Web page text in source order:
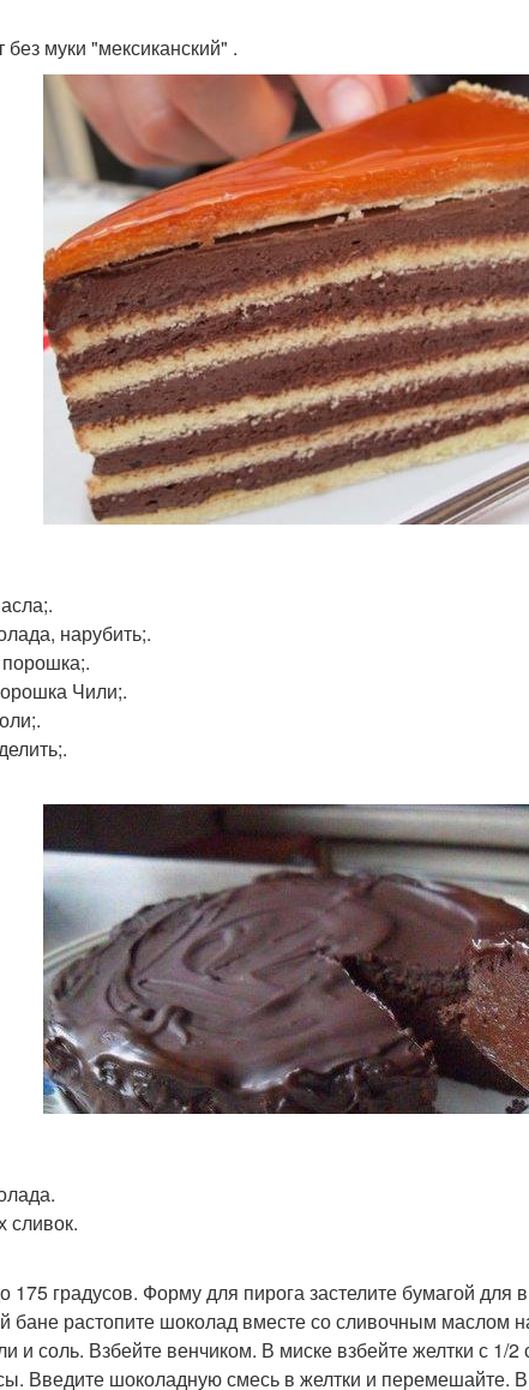
муки "мексиканский" .
нарубить;.
Чили;.
сливок.
175 градусов. Форму для пирога застелите бумагой
бане растопите шоколад вместе со сливочным маслом
и соль. Взбейте венчиком. В миске взбейте желтки с 1/2
Введите шоколадную смесь в желтки и перемешайте. В